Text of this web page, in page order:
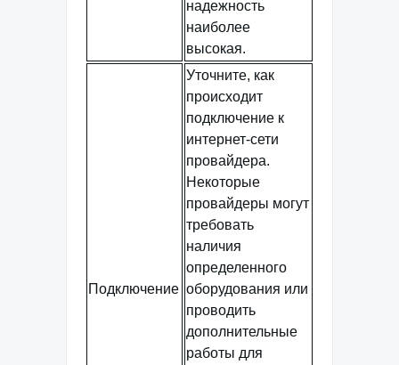
надежность
наиболее
высокая.
Подключение
Уточните, как
происходит
подключение к
интернет-сети
провайдера.
Некоторые
провайдеры могут
требовать
наличия
определенного
оборудования или
проводить
дополнительные
работы для